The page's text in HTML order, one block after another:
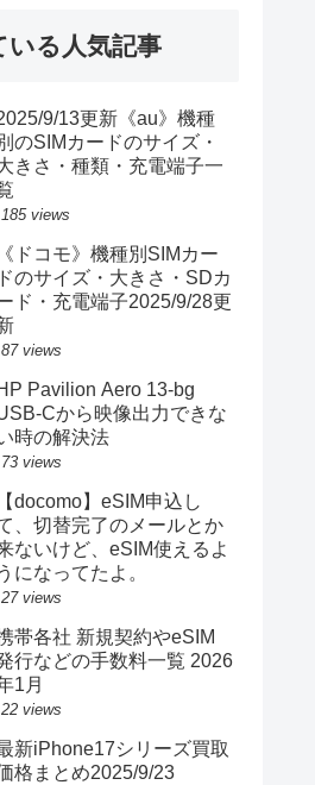
いる人気記事
9/13更新《au》機種
のSIMカードのサイズ・
きさ・種類・充電端子一
185 views
《ドコモ》機種別SIMカー
ドのサイズ・大きさ・SDカ
ド・充電端子2025/9/28更
87 views
Pavilion Aero 13-bg
Cから映像出力できな
時の解決法
73 views
【docomo】eSIM申込し
、切替完了のメールとか
ないけど、eSIM使えるよ
うになってたよ。
27 views
帯各社 新規契約やeSIM
行などの手数料一覧 2026
1月
22 views
新iPhone17シリーズ買取
格まとめ2025/9/23